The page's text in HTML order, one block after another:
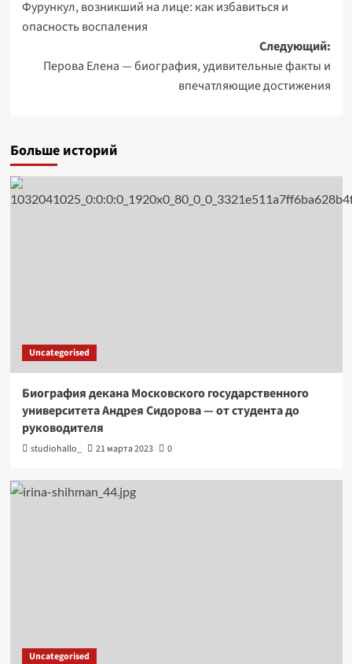
записи
Фурункул, возникший на лице: как избавиться и
опасность воспаления
Следующий:
Перова Елена — биография, удивительные факты и
впечатляющие достижения
Больше историй
Uncategorised
Биография декана Московского государственного
университета Андрея Сидорова — от студента до
руководителя
studiohallo_ 21 марта 2023 0
Uncategorised